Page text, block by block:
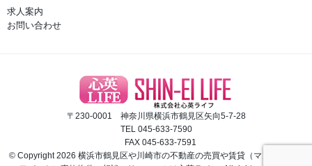
求人案内
お問い合わせ
〒230-0001 神奈川県横浜市鶴見区矢向5-7-28
TEL 045-633-7590
FAX 045-633-7591
© Copyright 2026 横浜市鶴見区や川崎市の不動産の売買や賃貸（マンション